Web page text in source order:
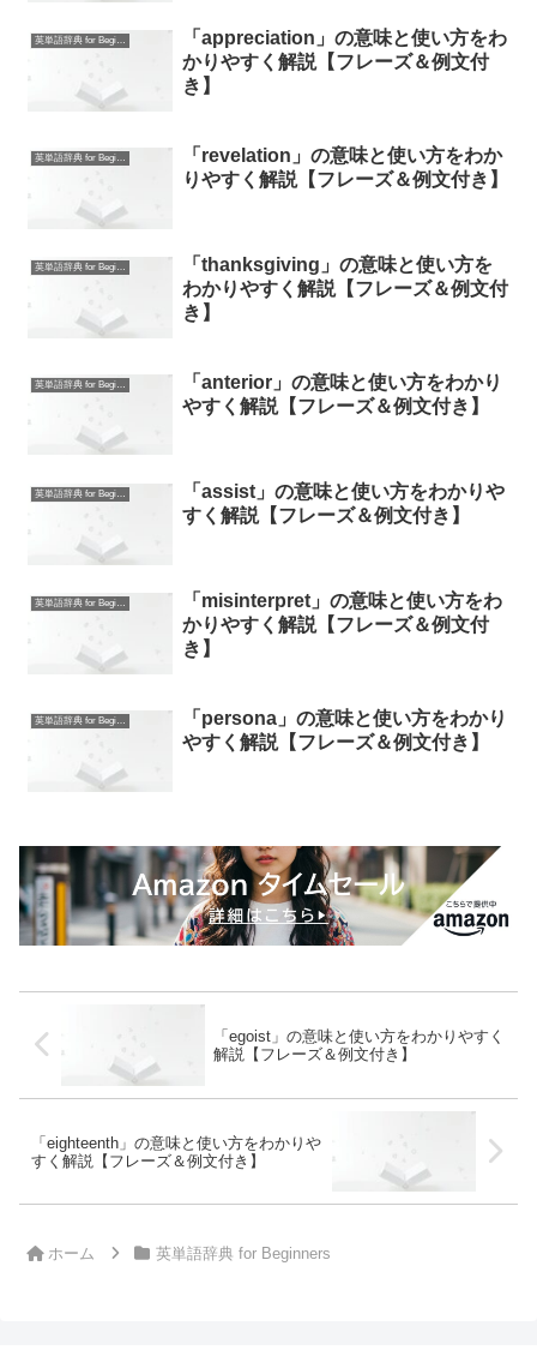
英単語辞典 for Beginners
「appreciation」の意味と使い方をわ
かりやすく解説【フレーズ＆例文付
き】
英単語辞典 for Beginners
「revelation」の意味と使い方をわか
りやすく解説【フレーズ＆例文付き】
英単語辞典 for Beginners
「thanksgiving」の意味と使い方を
わかりやすく解説【フレーズ＆例文付
き】
英単語辞典 for Beginners
「anterior」の意味と使い方をわかり
やすく解説【フレーズ＆例文付き】
英単語辞典 for Beginners
「assist」の意味と使い方をわかりや
すく解説【フレーズ＆例文付き】
英単語辞典 for Beginners
「misinterpret」の意味と使い方をわ
かりやすく解説【フレーズ＆例文付
き】
英単語辞典 for Beginners
「persona」の意味と使い方をわかり
やすく解説【フレーズ＆例文付き】
「egoist」の意味と使い方をわかりやすく
解説【フレーズ＆例文付き】
「eighteenth」の意味と使い方をわかりや
すく解説【フレーズ＆例文付き】
ホーム 英単語辞典 for Beginners